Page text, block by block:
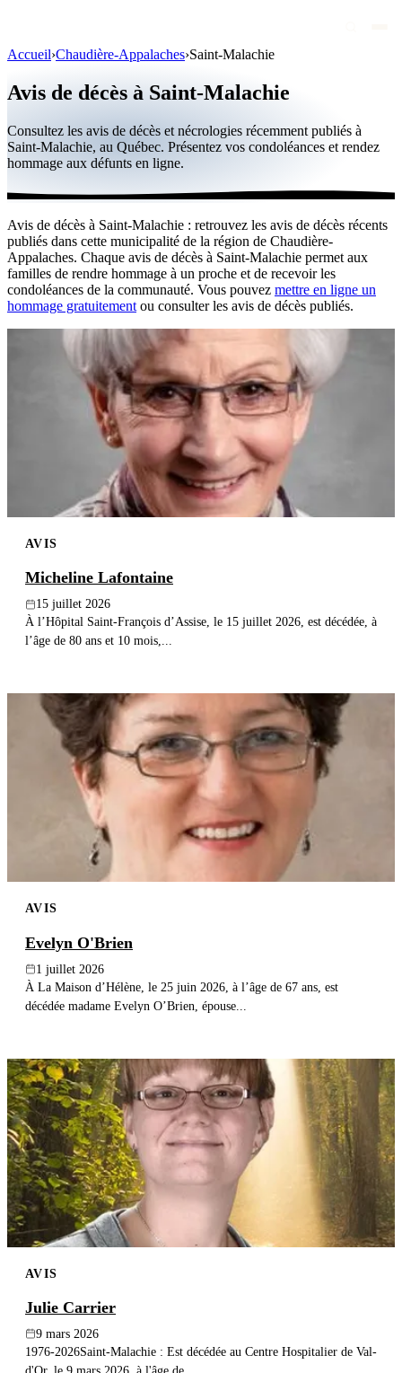
Personnalités publiques
Québec
Canada
International
Par région
Par ville
Maisons funéraires
Publier un avis
Accueil›Chaudière-Appalaches›Saint-Malachie
Avis de décès à Saint-Malachie
Consultez les avis de décès et nécrologies récemment publiés à
Saint-Malachie, au Québec. Présentez vos condoléances et rendez
hommage aux défunts en ligne.
Avis de décès à Saint-Malachie : retrouvez les avis de décès récents
publiés dans cette municipalité de la région de Chaudière-
Appalaches. Chaque avis de décès à Saint-Malachie permet aux
familles de rendre hommage à un proche et de recevoir les
condoléances de la communauté. Vous pouvez mettre en ligne un
hommage gratuitement ou consulter les avis de décès publiés.
AVIS
Micheline Lafontaine
15 juillet 2026
À l’Hôpital Saint-François d’Assise, le 15 juillet 2026, est décédée, à
l’âge de 80 ans et 10 mois,...
AVIS
Evelyn O'Brien
1 juillet 2026
À La Maison d’Hélène, le 25 juin 2026, à l’âge de 67 ans, est
décédée madame Evelyn O’Brien, épouse...
AVIS
Julie Carrier
9 mars 2026
1976-2026Saint-Malachie : Est décédée au Centre Hospitalier de Val-